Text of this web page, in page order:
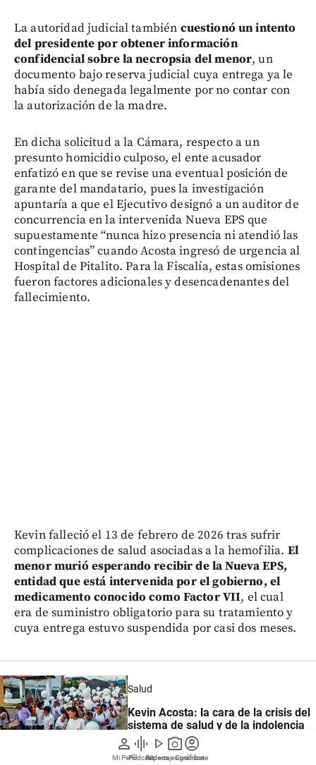
person
Mi Perfil
graphic_eq
Pódcast
play_arrow
Videos
photo_camera
Reportajes gráficos
account_circle
Suscríbete
La autoridad judicial también cuestionó un intento
del presidente por obtener información
confidencial sobre la necropsia del menor, un
documento bajo reserva judicial cuya entrega ya le
había sido denegada legalmente por no contar con
la autorización de la madre.
En dicha solicitud a la Cámara, respecto a un
presunto homicidio culposo, el ente acusador
enfatizó en que se revise una eventual posición de
garante del mandatario, pues la investigación
apuntaría a que el Ejecutivo designó a un auditor de
concurrencia en la intervenida Nueva EPS que
supuestamente “nunca hizo presencia ni atendió las
contingencias” cuando Acosta ingresó de urgencia al
Hospital de Pitalito. Para la Fiscalía, estas omisiones
fueron factores adicionales y desencadenantes del
fallecimiento.
Kevin falleció el 13 de febrero de 2026 tras sufrir
complicaciones de salud asociadas a la hemofilia. El
menor murió esperando recibir de la Nueva EPS,
entidad que está intervenida por el gobierno, el
medicamento conocido como Factor VII, el cual
era de suministro obligatorio para su tratamiento y
cuya entrega estuvo suspendida por casi dos meses.
Salud
Kevin Acosta: la cara de la crisis del
sistema de salud y de la indolencia
de Petro y Jaramillo